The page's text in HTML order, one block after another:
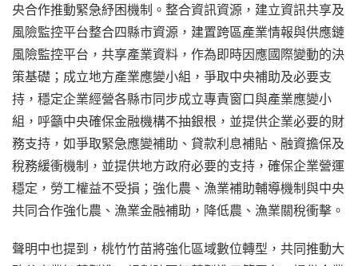
央合作推動緊急紓困機制。整合資訊資源，建立資訊共享及
風險監控平台整合四縣市資源，建置跨區產業情報與供應鏈
風險監控平台，共享產業資料，作為即時因應國際變動的決
策基礎；成立地方產業應變小組，爭取中央補助及必要支
持，穩定企業經營各縣市同步成立專責窗口與產業應變小
組，呼籲中央確保金融機構不抽銀根，並提供企業必要的財
務支持，如爭取緊急應變補助、貸款利息補貼、融資擔保及
稅務緩衝機制，並提供地方政府必要的支持，確保企業營運
穩定，勞工權益不受損；強化農、漁業補助輔導機制與中央
共同合作強化農、漁業金融補助，降低農、漁業關稅衝擊。
聲明中也提到，桃竹竹苗將強化區域數位轉型，共同推動大